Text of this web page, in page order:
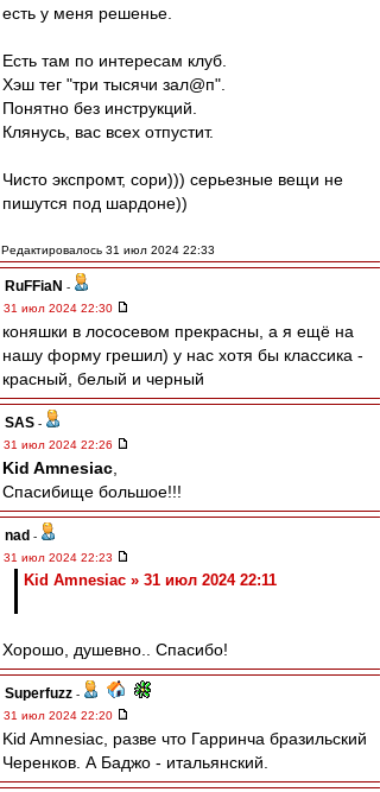
есть у меня решенье.
Есть там по интересам клуб.
Хэш тег "три тысячи зал@п".
Понятно без инструкций.
Клянусь, вас всех отпустит.
Чисто экспромт, сори))) серьезные вещи не
пишутся под шардоне))
Редактировалось 31 июл 2024 22:33
RuFFiaN -
31 июл 2024 22:30
коняшки в лососевом прекрасны, а я ещё на
нашу форму грешил) у нас хотя бы классика -
красный, белый и черный
SAS -
31 июл 2024 22:26
Kid Amnesiac
Спасибище большое!!!
nad -
31 июл 2024 22:23
Kid Amnesiac » 31 июл 2024 22:11
Хорошо, душевно.. Спасибо!
Superfuzz -
31 июл 2024 22:20
Kid Amnesiac, разве что Гарринча бразильский
Черенков. А Баджо - итальянский.